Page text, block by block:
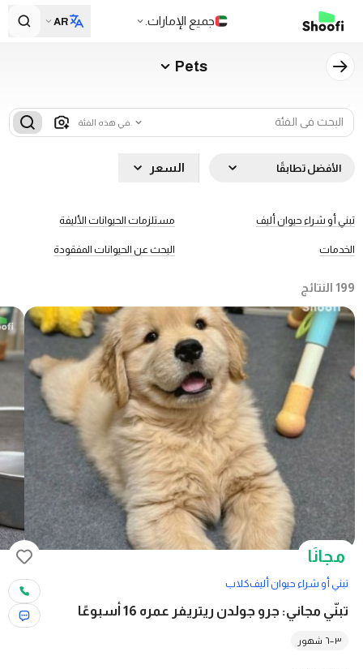
جميع الإمارات. AR
Pets
الأفضل تطابقًا السعر
تبني أو شراء حيوان أليف مستلزمات الحيوانات الأليفة
الخدمات البحث عن الحيوانات المفقودة
199 النتائج
مجانًا
تبني أو شراء حيوان أليفكلاب
تبنّي مجاني: جرو جولدن ريتريفر عمره 16 أسبوعًا
٣–٦ شهور